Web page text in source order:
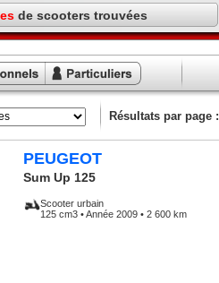
de scooters trouvées
Annonces
particuliersRésultats par page :
PEUGEOT
Sum Up 125
Scooter urbain
125 cm3 • Année 2009 • 2 600 km